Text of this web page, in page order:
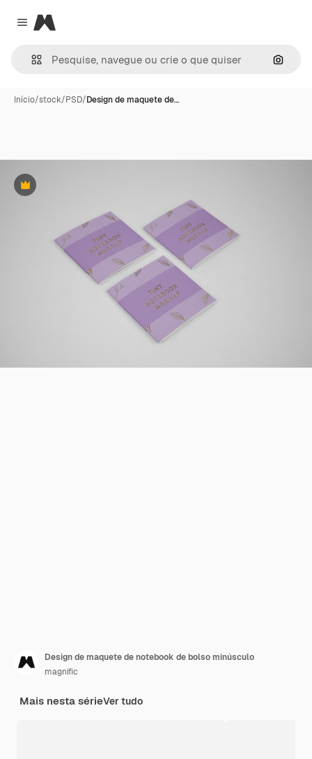
Close menu
Magnific
Início/stock/PSD/Design de maquete de…
Premium
Design de maquete de notebook de bolso minúsculo
magnific
Mais nesta sérieVer tudo